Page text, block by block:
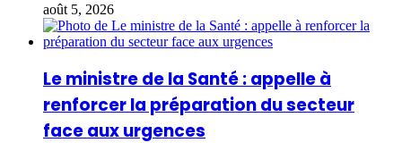
août 5, 2026
Le ministre de la Santé : appelle à
renforcer la préparation du secteur
face aux urgences